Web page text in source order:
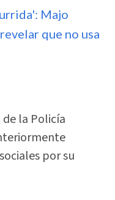
Majo
que no usa
la Policía
por su